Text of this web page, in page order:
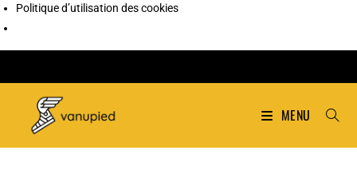
Politique d’utilisation des cookies
MENU